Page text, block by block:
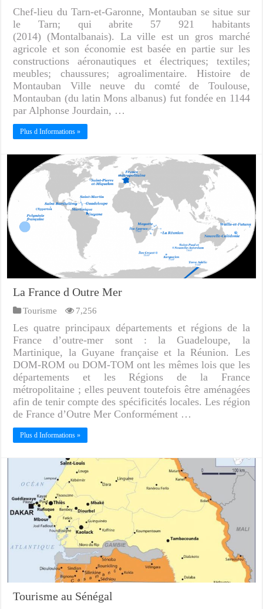
Chef-lieu du Tarn-et-Garonne, Montauban se situe sur
le Tarn; qui abrite 57 921 habitants
(2014) (Montalbanais). La ville est un gros marché
agricole et son économie est basée en partie sur les
constructions aéronautiques et électriques; textiles;
meubles; chaussures; agroalimentaire. Histoire de
Montauban Ville neuve du comté de Toulouse,
Montauban (du latin Mons albanus) fut fondée en 1144
par Alphonse Jourdain, …
Plus d Informations »
La France d Outre Mer
Tourisme 7,256
Les quatre principaux départements et régions de la
France d’outre-mer sont : la Guadeloupe, la
Martinique, la Guyane française et la Réunion. Les
DOM-ROM ou DOM-TOM ont les mêmes lois que les
départements et les Régions de la France
métropolitaine ; elles peuvent toutefois être aménagées
afin de tenir compte des spécificités locales. Les région
de France d’Outre Mer Conformément …
Plus d Informations »
Tourisme au Sénégal